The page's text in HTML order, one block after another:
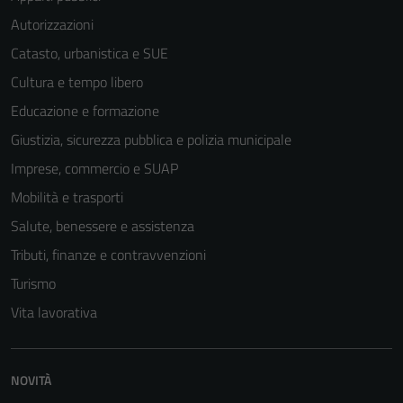
Autorizzazioni
Catasto, urbanistica e SUE
Cultura e tempo libero
Educazione e formazione
Giustizia, sicurezza pubblica e polizia municipale
Imprese, commercio e SUAP
Mobilità e trasporti
Salute, benessere e assistenza
Tributi, finanze e contravvenzioni
Turismo
Vita lavorativa
NOVITÀ